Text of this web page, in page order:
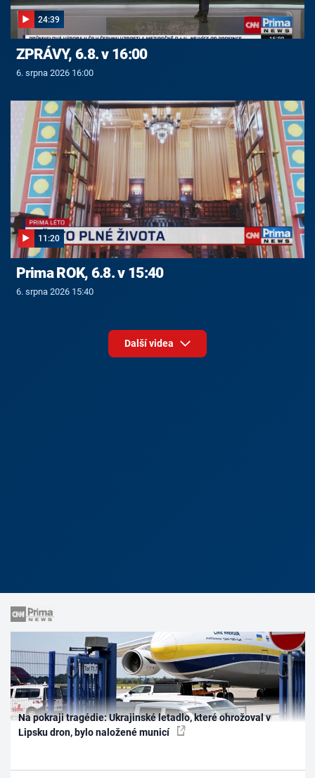
24:39
ZPRÁVY, 6.8. v 16:00
6. srpna 2026 16:00
11:20
Prima ROK, 6.8. v 15:40
6. srpna 2026 15:40
Další videa
Na pokraji tragédie: Ukrajinské letadlo, které ohrožoval v
Lipsku dron, bylo naložené municí